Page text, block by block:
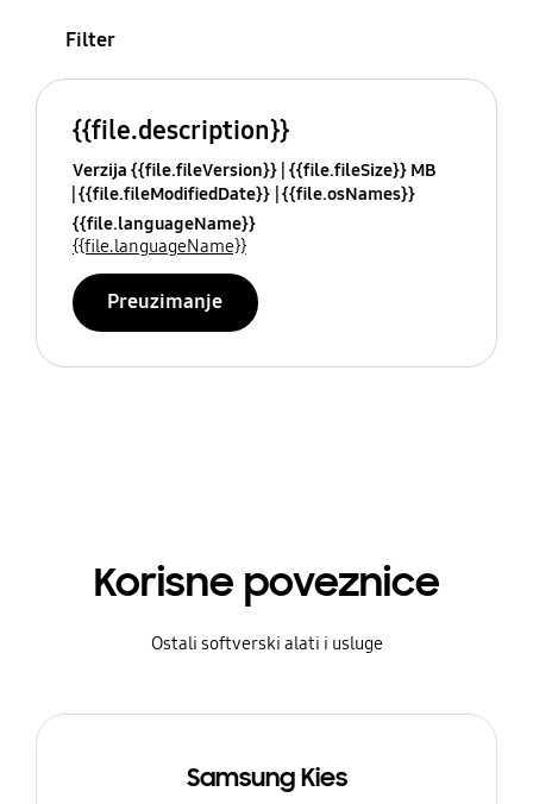
Filter
{{file.description}}
Verzija {{file.fileVersion}} {{file.fileSize}} MB
{{file.fileModifiedDate}} {{file.osNames}}
{{file.languageName}}
{{file.languageName}}
Preuzimanje
Korisne poveznice
Ostali softverski alati i usluge
Samsung Kies